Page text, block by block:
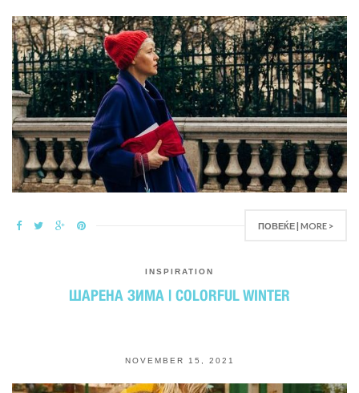
ПОВЕЌЕ | MORE >
INSPIRATION
ШАРЕНА ЗИМА | COLORFUL WINTER
NOVEMBER 15, 2021